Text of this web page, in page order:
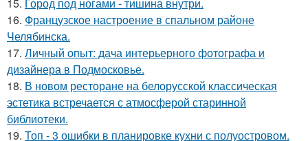
15. Город под ногами - тишина внутри.
16. Французское настроение в спальном районе
Челябинска.
17. Личный опыт: дача интерьерного фотографа и
дизайнера в Подмосковье.
18. В новом ресторане на белорусской классическая
эстетика встречается с атмосферой старинной
библиотеки.
19. Топ - 3 ошибки в планировке кухни с полуостровом.